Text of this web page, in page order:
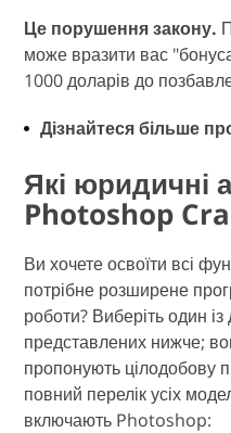
Це порушення закону.
може вразити вас
1000 доларів до
Дізнайтеся більше
Які юридичні
Photoshop
Ви хочете освоїти всі
потрібне розширене
роботи? Виберіть один
представлених нижче;
пропонують цілодобову
повний перелік усіх
включають Photoshop: